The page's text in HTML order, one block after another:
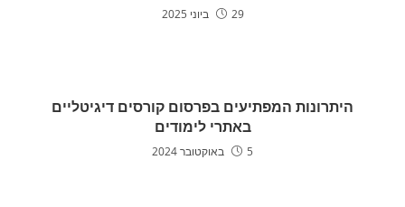
29 ביוני 2025
היתרונות המפתיעים בפרסום קורסים דיגיטליים
באתרי לימודים
5 באוקטובר 2024